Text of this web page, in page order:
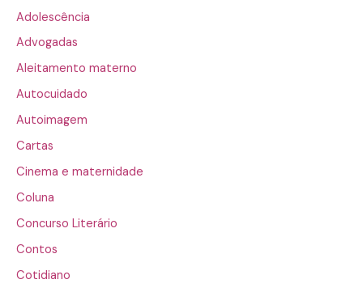
Adolescência
Advogadas
Aleitamento materno
Autocuidado
Autoimagem
Cartas
Cinema e maternidade
Coluna
Concurso Literário
Contos
Cotidiano